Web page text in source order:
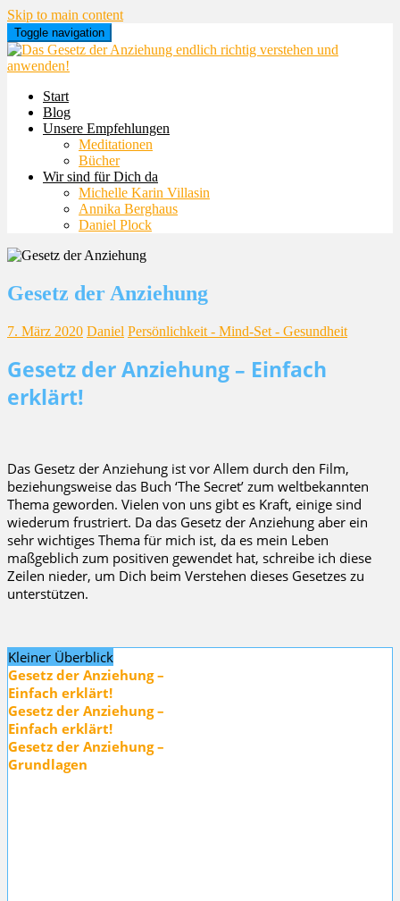
Skip to main content
Toggle navigation
Start
Blog
Unsere Empfehlungen
Meditationen
Bücher
Wir sind für Dich da
Michelle Karin Villasin
Annika Berghaus
Daniel Plock
Gesetz der Anziehung
7. März 2020 Daniel Persönlichkeit - Mind-Set - Gesundheit
Gesetz der Anziehung – Einfach
erklärt!
Das Gesetz der Anziehung ist vor Allem durch den Film,
beziehungsweise das Buch ‘The Secret’ zum weltbekannten
Thema geworden. Vielen von uns gibt es Kraft, einige sind
wiederum frustriert. Da das Gesetz der Anziehung aber ein
sehr wichtiges Thema für mich ist, da es mein Leben
maßgeblich zum positiven gewendet hat, schreibe ich diese
Zeilen nieder, um Dich beim Verstehen dieses Gesetzes zu
unterstützen.
Kleiner Überblick
Gesetz der Anziehung –
Einfach erklärt!
Gesetz der Anziehung –
Einfach erklärt!
Gesetz der Anziehung –
Grundlagen